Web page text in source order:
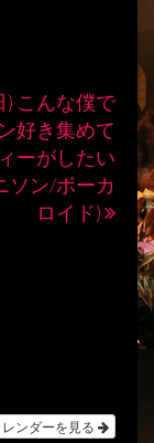
) こんな僕で
好き集めて
ーがしたい
ソン/ボーカ
ロイド)
レンダーを見る